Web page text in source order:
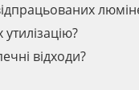
відходи?